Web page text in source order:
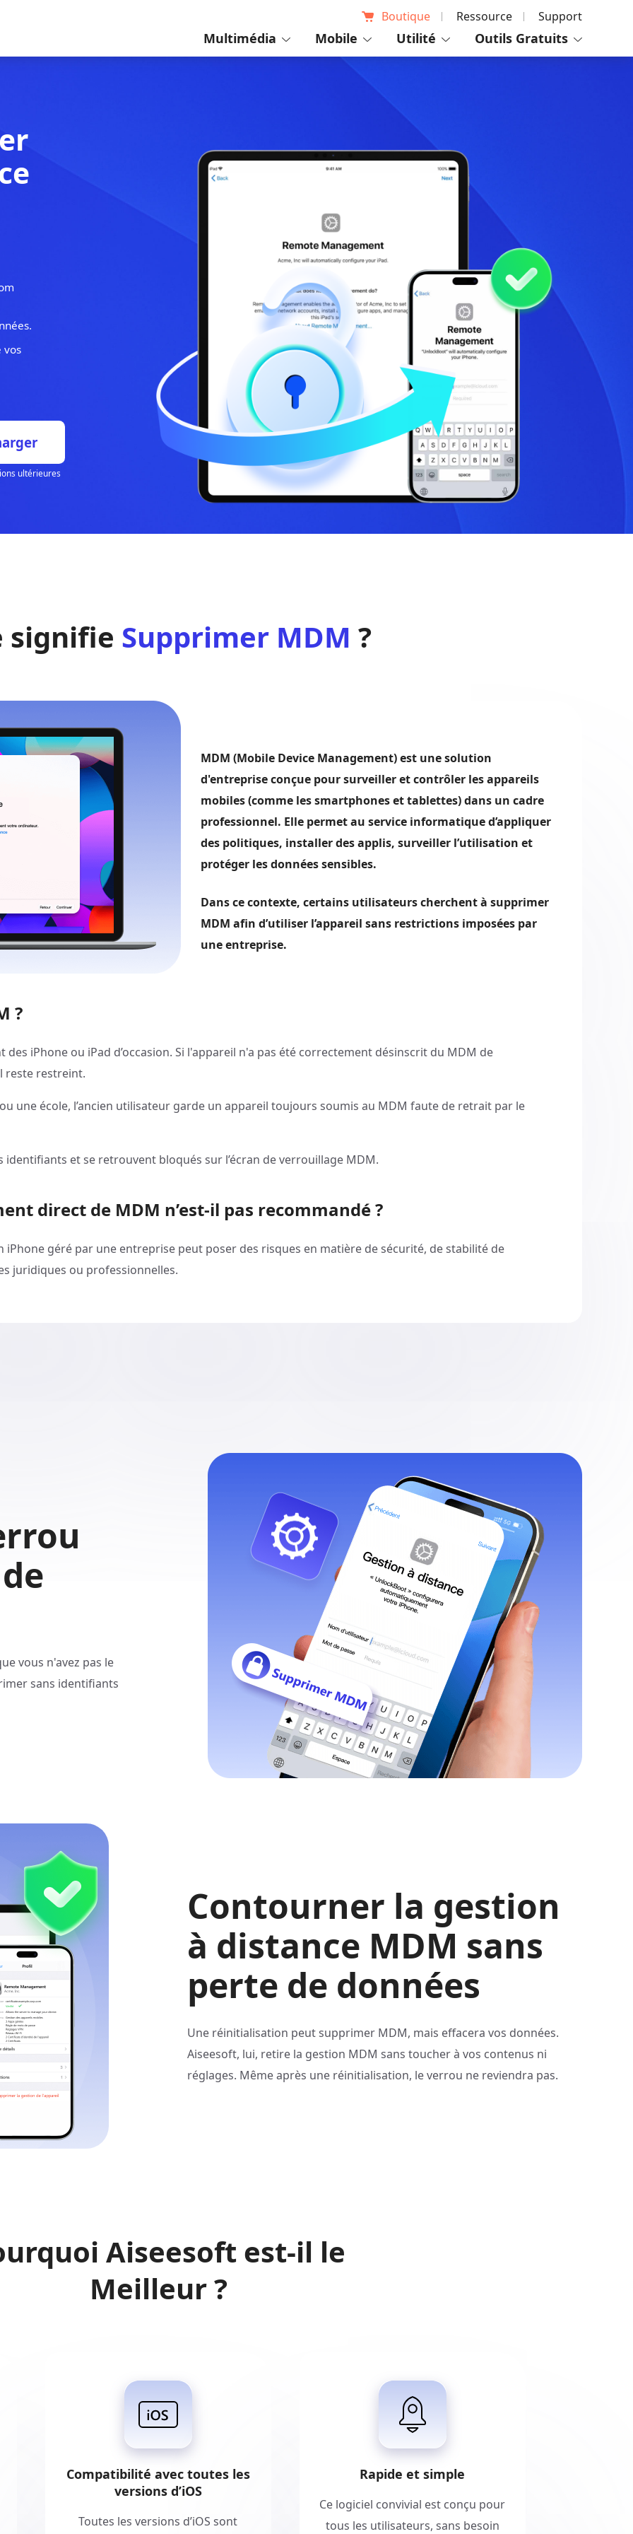
Boutique Ressource Support
Multimédia Mobile Utilité Outils Gratuits
signifie Supprimer MDM ?
MDM (Mobile Device Management) est une solution
d'entreprise conçue pour surveiller et contrôler les appareils
mobiles (comme les smartphones et tablettes) dans un cadre
professionnel. Elle permet au service informatique d’appliquer
des politiques, installer des applis, surveiller l’utilisation et
protéger les données sensibles.
Dans ce contexte, certains utilisateurs cherchent à supprimer
MDM afin d’utiliser l’appareil sans restrictions imposées par
une entreprise.
?
iPhone ou iPad d’occasion. Si l'appareil n'a pas été correctement désinscrit du MDM de
reste restreint.
une école, l’ancien utilisateur garde un appareil toujours soumis au MDM faute de retrait par le
et se retrouvent bloqués sur l’écran de verrouillage MDM.
direct de MDM n’est-il pas recommandé ?
géré par une entreprise peut poser des risques en matière de sécurité, de stabilité de
juridiques ou professionnelles.
vous n'avez pas le
sans identifiants
Contourner la gestion
à distance MDM sans
perte de données
Une réinitialisation peut supprimer MDM, mais effacera vos données.
Aiseesoft, lui, retire la gestion MDM sans toucher à vos contenus ni
réglages. Même après une réinitialisation, le verrou ne reviendra pas.
Aiseesoft est-il le
Meilleur ?
Compatibilité avec toutes les
versions d’iOS
Toutes les versions d’iOS sont
Rapide et simple
Ce logiciel convivial est conçu pour
tous les utilisateurs, sans besoin